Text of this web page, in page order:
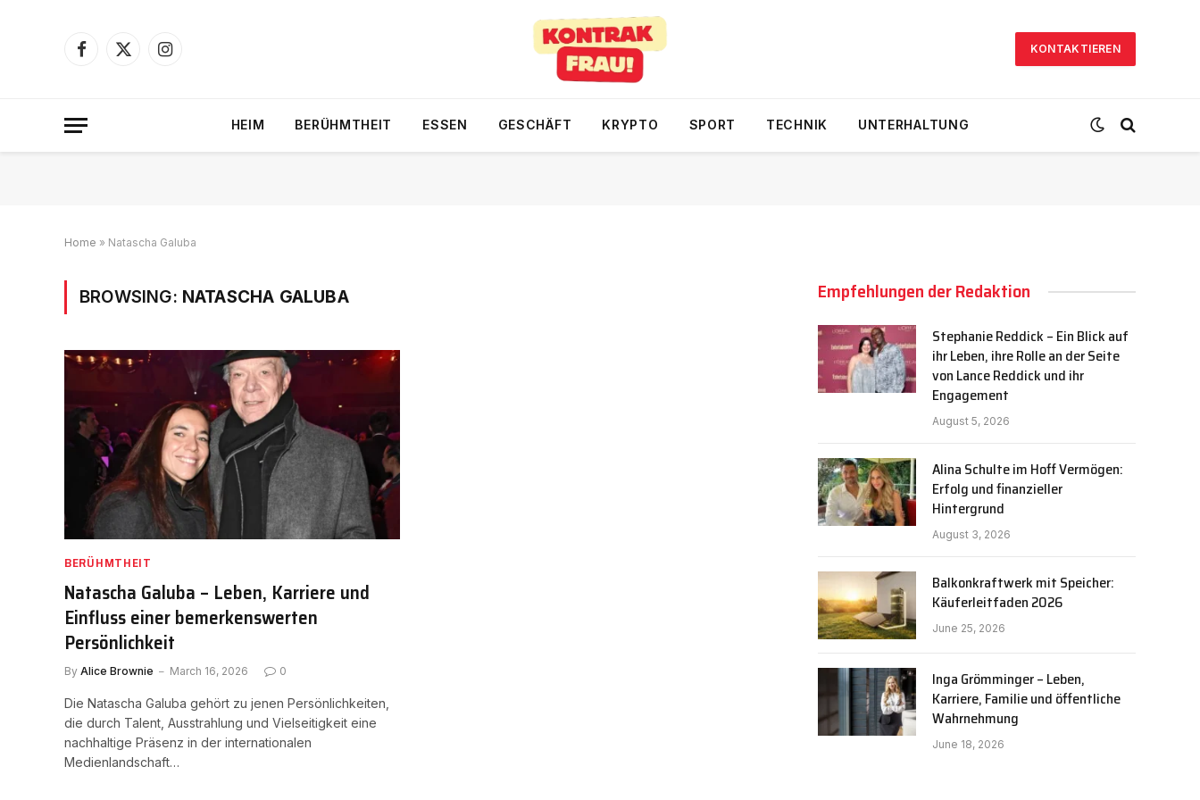
Facebook
X
Instagram
KONTAKTIEREN
HEIM BERÜHMTHEIT ESSEN GESCHÄFT KRYPTO SPORT TECHNIK UNTERHALTUNG
Home » Natascha Galuba
BROWSING: NATASCHA GALUBA
BERÜHMTHEIT
Natascha Galuba – Leben, Karriere und
Einfluss einer bemerkenswerten
Persönlichkeit
By Alice Brownie March 16, 2026 0
Die Natascha Galuba gehört zu jenen Persönlichkeiten,
die durch Talent, Ausstrahlung und Vielseitigkeit eine
nachhaltige Präsenz in der internationalen
Medienlandschaft…
Empfehlungen der Redaktion
Stephanie Reddick – Ein Blick auf
ihr Leben, ihre Rolle an der Seite
von Lance Reddick und ihr
Engagement
August 5, 2026
Alina Schulte im Hoff Vermögen:
Erfolg und finanzieller
Hintergrund
August 3, 2026
Balkonkraftwerk mit Speicher:
Käuferleitfaden 2026
June 25, 2026
Inga Grömminger – Leben,
Karriere, Familie und öffentliche
Wahrnehmung
June 18, 2026